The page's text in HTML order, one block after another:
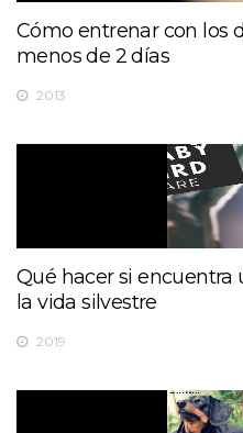
Cómo entrenar con los
menos de 2 días
2013
Qué hacer si encuentra
la vida silvestre
2019